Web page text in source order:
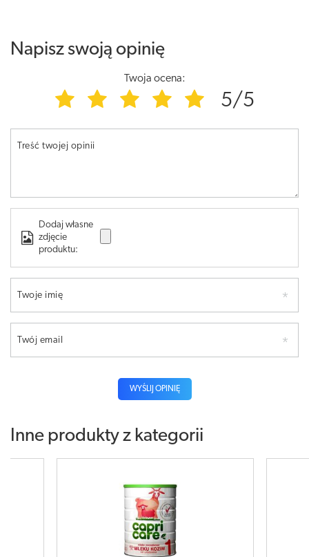
Napisz swoją opinię
Twoja ocena:
5/5
Treść twojej opinii
Dodaj własne
zdjęcie
produktu:
Twoje imię
Twój email
WYŚLIJ OPINIĘ
Inne produkty z kategorii